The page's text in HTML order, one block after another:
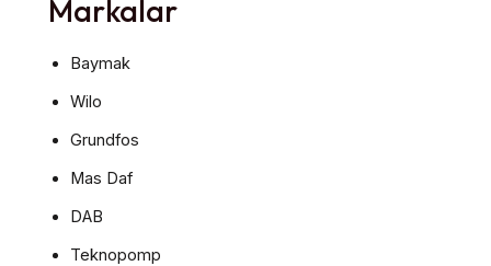
Markalar
Baymak
Wilo
Grundfos
Mas Daf
DAB
Teknopomp